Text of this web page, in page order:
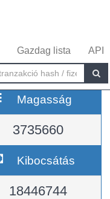
Gazdag lista API
Magasság
3735660
Kibocsátás
18446744